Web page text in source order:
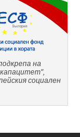
на
социален